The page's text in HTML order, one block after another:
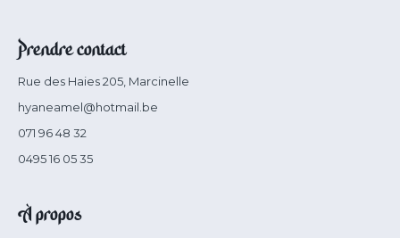
Prendre contact
Rue des Haies 205, Marcinelle
hyaneamel@hotmail.be
071 96 48 32
0495 16 05 35
À propos